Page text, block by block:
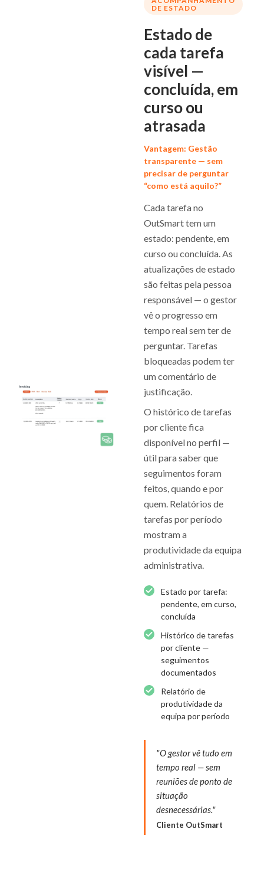
DE ESTADO
Estado de
cada tarefa
visível —
concluída, em
curso ou
atrasada
Vantagem: Gestão
transparente — sem
precisar de perguntar
“como está aquilo?”
Cada tarefa no
OutSmart tem um
estado: pendente, em
curso ou concluída. As
atualizações de estado
são feitas pela pessoa
responsável — o gestor
vê o progresso em
tempo real sem ter de
perguntar. Tarefas
bloqueadas podem ter
um comentário de
justificação.
O histórico de tarefas
por cliente fica
disponível no perfil —
útil para saber que
seguimentos foram
feitos, quando e por
quem. Relatórios de
tarefas por período
mostram a
produtividade da equipa
administrativa.
Estado por tarefa:
pendente, em curso,
concluída
Histórico de tarefas
por cliente —
seguimentos
documentados
Relatório de
produtividade da
equipa por período
"O gestor vê tudo em
tempo real — sem
reuniões de ponto de
situação
desnecessárias."
Cliente OutSmart